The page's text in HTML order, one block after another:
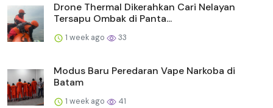
Drone Thermal Dikerahkan Cari Nelayan
Tersapu Ombak di Panta...
1 week ago 33
Modus Baru Peredaran Vape Narkoba di
Batam
1 week ago 41